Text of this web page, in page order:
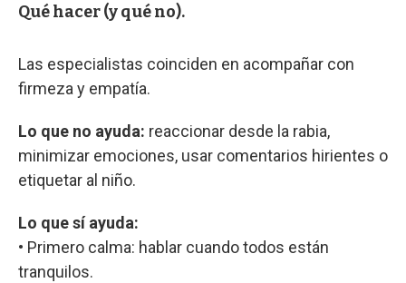
Qué hacer (y qué no).
Las especialistas coinciden en acompañar con
firmeza y empatía.
Lo que no ayuda: reaccionar desde la rabia,
minimizar emociones, usar comentarios hirientes o
etiquetar al niño.
Lo que sí ayuda:
• Primero calma: hablar cuando todos están
tranquilos.